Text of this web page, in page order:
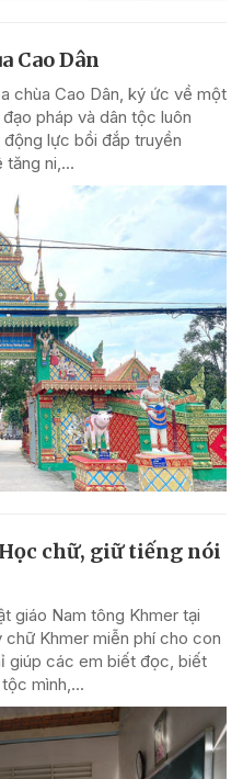
Cao Dân
chùa Cao Dân, ký ức về một
pháp và dân tộc luôn
lực bồi đắp truyền
ni,...
chữ, giữ tiếng nói
giáo Nam tông Khmer tại
Khmer miễn phí cho con
giúp các em biết đọc, biết
mình,...